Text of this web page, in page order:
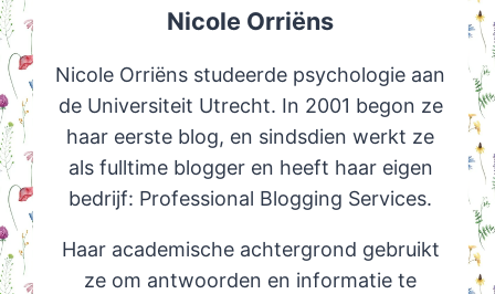
Nicole Orriëns
Nicole Orriëns studeerde psychologie aan
de Universiteit Utrecht. In 2001 begon ze
haar eerste blog, en sindsdien werkt ze
als fulltime blogger en heeft haar eigen
bedrijf: Professional Blogging Services.
Haar academische achtergrond gebruikt
ze om antwoorden en informatie te